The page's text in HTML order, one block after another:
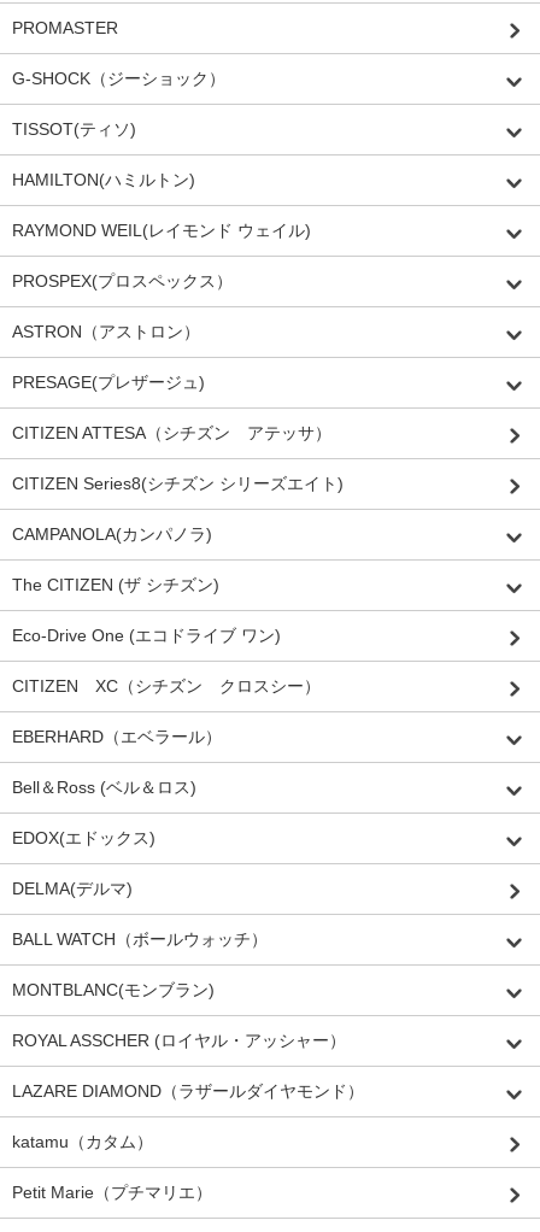
PROMASTER
G-SHOCK（ジーショック）
TISSOT(ティソ)
HAMILTON(ハミルトン)
RAYMOND WEIL(レイモンド ウェイル)
PROSPEX(プロスペックス）
ASTRON（アストロン）
PRESAGE(プレザージュ)
CITIZEN ATTESA（シチズン アテッサ）
CITIZEN Series8(シチズン シリーズエイト)
CAMPANOLA(カンパノラ)
The CITIZEN (ザ シチズン)
Eco-Drive One (エコドライブ ワン)
CITIZEN XC（シチズン クロスシー）
EBERHARD（エベラール）
Bell＆Ross (ベル＆ロス)
EDOX(エドックス)
DELMA(デルマ)
BALL WATCH（ボールウォッチ）
MONTBLANC(モンブラン)
ROYAL ASSCHER (ロイヤル・アッシャー）
LAZARE DIAMOND（ラザールダイヤモンド）
katamu（カタム）
Petit Marie（プチマリエ）